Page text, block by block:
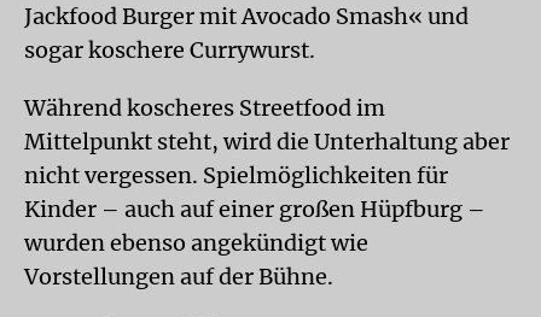
Jackfood Burger mit Avocado Smash« und
sogar koschere Currywurst.
Während koscheres Streetfood im
Mittelpunkt steht, wird die Unterhaltung aber
nicht vergessen. Spielmöglichkeiten für
Kinder – auch auf einer großen Hüpfburg –
wurden ebenso angekündigt wie
Vorstellungen auf der Bühne.